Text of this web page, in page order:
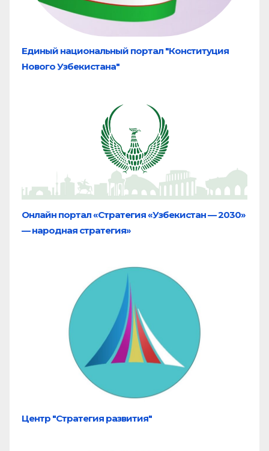
Единый национальный портал "Конституция
Нового Узбекистана"
Онлайн портал «Стратегия «Узбекистан — 2030»
— народная стратегия»
Центр "Стратегия развития"